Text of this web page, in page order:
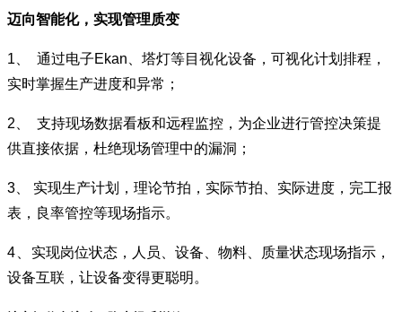
迈向智能化，实现管理质变
1、
通过电子Ekan、塔灯等目视化设备，可视化计划排程，
实时掌握生产进度和异常；
2、
支持现场数据看板和远程监控，为企业进行管控决策提
供直接依据，杜绝现场管理中的漏洞；
3、
实现生产计划，理论节拍，实际节拍、实际进度，完工报
表，良率管控等现场指示。
4、 实现岗位状态，人员、设备、物料、质量状态现场指示，
设备互联，让设备变得更聪明。